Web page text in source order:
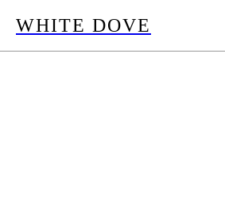
WHITE DOVE